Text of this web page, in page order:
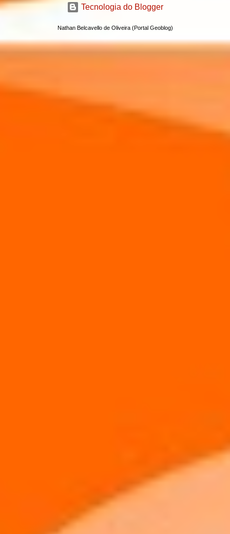
Tecnologia do Blogger
Nathan Belcavello de Oliveira (Portal Geoblog)